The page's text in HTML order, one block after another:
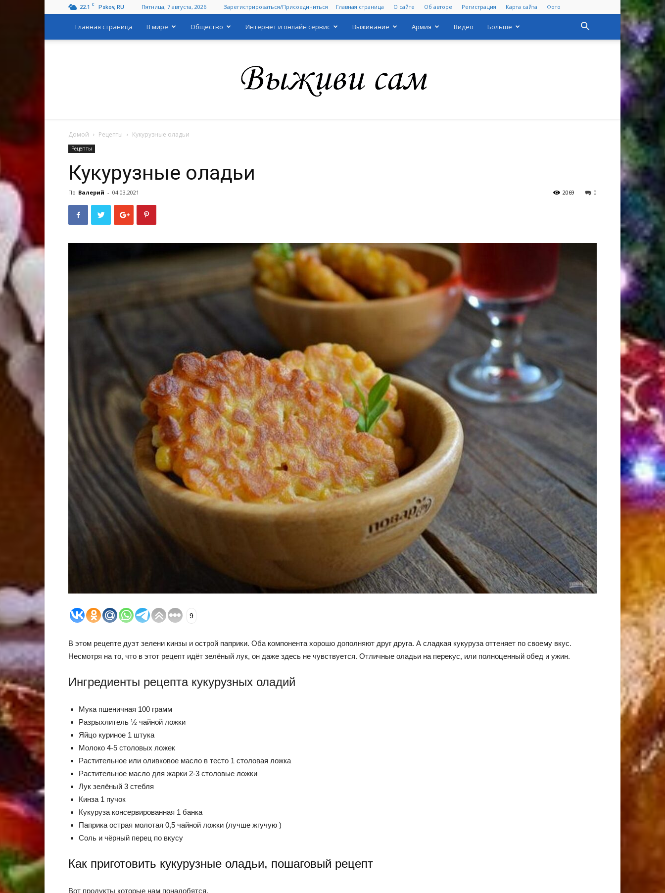
22.1 C Pskov, RU Пятница, 7 августа, 2026 Зарегистрироваться/Присоединиться Главная страница О сайте Об авторе Регистрация Карта сайта Фото
Главная страница В мире Общество Интернет и онлайн сервис Выживание Армия Видео Больше
Домой Рецепты Кукурузные оладьи
Рецепты
Кукурузные оладьи
По Валерий - 04.03.2021 0
2069
9
В этом рецепте дуэт зелени кинзы и острой паприки. Оба компонента хорошо дополняют друг друга. А сладкая кукуруза оттеняет по своему вкус.
Несмотря на то, что в этот рецепт идёт зелёный лук, он даже здесь не чувствуется. Отличные оладьи на перекус, или полноценный обед и ужин.
Ингредиенты рецепта кукурузных оладий
Мука пшеничная 100 грамм
Разрыхлитель ½ чайной ложки
Яйцо куриное 1 штука
Молоко 4-5 столовых ложек
Растительное или оливковое масло в тесто 1 столовая ложка
Растительное масло для жарки 2-3 столовые ложки
Лук зелёный 3 стебля
Кинза 1 пучок
Кукуруза консервированная 1 банка
Паприка острая молотая 0,5 чайной ложки (лучше жгучую )
Соль и чёрный перец по вкусу
Как приготовить кукурузные оладьи, пошаговый рецепт
Вот продукты которые нам понадобятся.